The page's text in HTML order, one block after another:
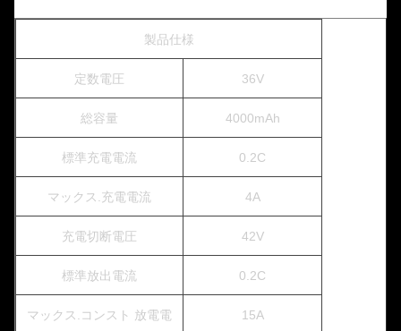
製品仕様
定数電圧 36V
総容量 4000mAh
標準充電電流 0.2C
マックス.充電電流 4A
充電切断電圧 42V
標準放出電流 0.2C
マックス.コンスト 放電電 15A